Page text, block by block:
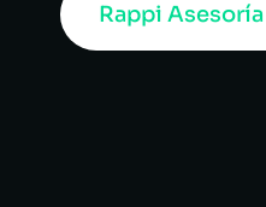
Rappi Asesoría